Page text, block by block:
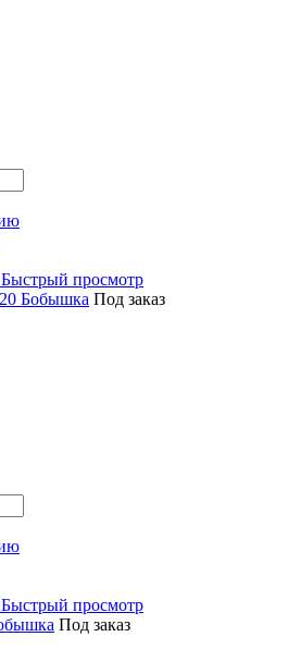
Быстрый просмотр
Бобышка Под заказ
Быстрый просмотр
Под заказ